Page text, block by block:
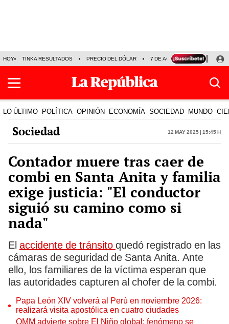
HOY TINKA RESULTADOS PRECIO DEL DÓLAR 7 DE AGOSTO OLLANTA
LO ÚLTIMO POLÍTICA OPINIÓN ECONOMÍA SOCIEDAD MUNDO
Sociedad 12 May 2025 | 15:45 h
Contador muere tras caer de
combi en Santa Anita y familia
exige justicia: "El conductor
siguió su camino como si
nada"
El accidente de tránsito quedó registrado en las
cámaras de seguridad de Santa Anita. Ante
ello, los familiares de la víctima esperan que
las autoridades capturen al chofer de la combi.
Papa León XIV volverá al Perú en noviembre 2026:
realizará visita apostólica en cuatro ciudades
OMM advierte sobre El Niño global: fenómeno se